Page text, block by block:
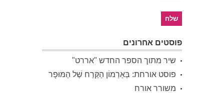
פוסטים אחרונים
שיר מתוך הספר החדש "אררט"
פוסט אורחת: בְּאַרְמוֹן הַקֶּרַח שֶׁל הַמּוּפָר
משורר אורח